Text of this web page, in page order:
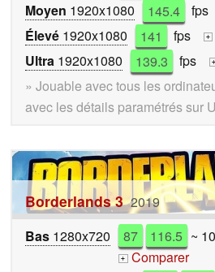
Moyen 1920x1080 145.4 fps
Élevé 1920x1080 141 fps +
Ultra 1920x1080 139.3 fps +
» Jouable avec tous les
avec les détails paramétrés sur
Borderlands 3 2019
Bas 1280x720 87 116.5 ~
+ Comparer